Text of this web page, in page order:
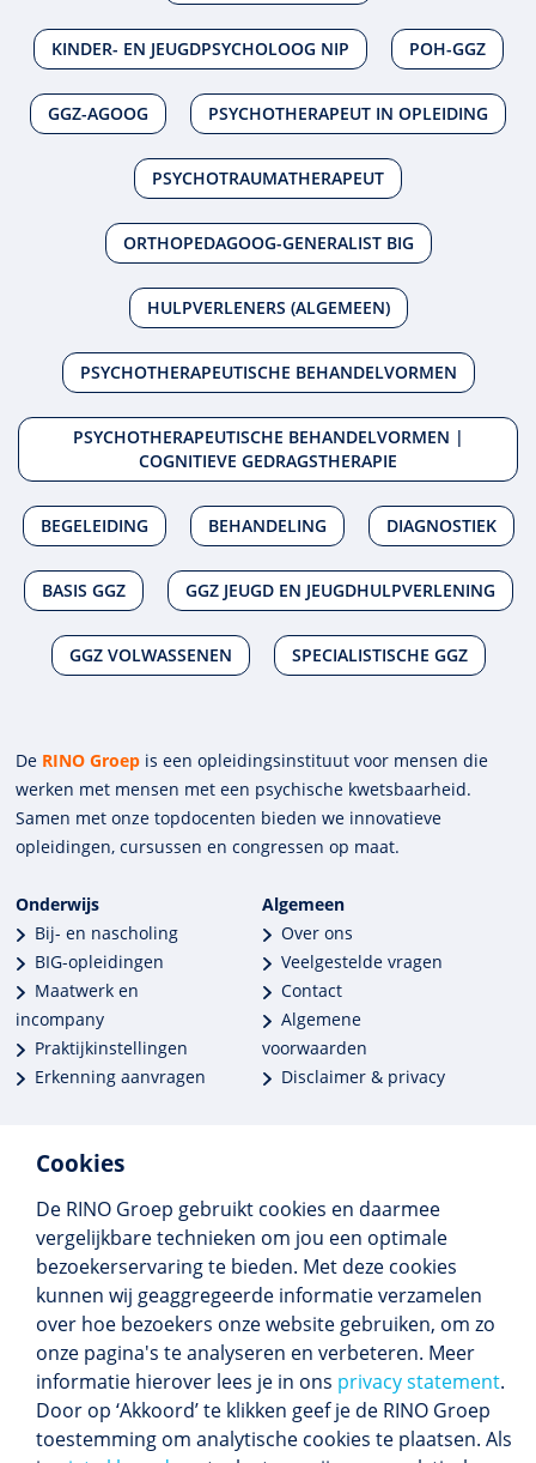
Cookies
De RINO Groep gebruikt cookies en daarmee
vergelijkbare technieken om jou een optimale
bezoekerservaring te bieden. Met deze cookies
kunnen wij geaggregeerde informatie verzamelen
over hoe bezoekers onze website gebruiken, om zo
onze pagina's te analyseren en verbeteren. Meer
informatie hierover lees je in ons privacy statement.
Door op ‘Akkoord’ te klikken geef je de RINO Groep
toestemming om analytische cookies te plaatsen. Als
KINDER- EN JEUGDPSYCHOLOOG NIP POH-GGZ
GGZ-AGOOG PSYCHOTHERAPEUT IN OPLEIDING
PSYCHOTRAUMATHERAPEUT
ORTHOPEDAGOOG-GENERALIST BIG
HULPVERLENERS (ALGEMEEN)
PSYCHOTHERAPEUTISCHE BEHANDELVORMEN
PSYCHOTHERAPEUTISCHE BEHANDELVORMEN |
COGNITIEVE GEDRAGSTHERAPIE
BEGELEIDING BEHANDELING DIAGNOSTIEK
BASIS GGZ GGZ JEUGD EN JEUGDHULPVERLENING
GGZ VOLWASSENEN SPECIALISTISCHE GGZ
De RINO Groep is een opleidings­insti­tuut voor mensen die
werken met mensen met een psychische kwets­baar­heid.
Samen met onze top­docenten bieden we innova­tieve
opleidingen, cursussen en congres­sen op maat.
Onderwijs
Bij- en nascholing
BIG-opleidingen
Maatwerk en
incompany
Praktijkinstellingen
Erkenning aanvragen
Algemeen
Over ons
Veelgestelde vragen
Contact
Algemene
voorwaarden
Disclaimer & privacy
Meer dan 250 opleidingen
Alle BIG-opleidingen in huis
Cedeo-erkend en CRKBO-geregistreerd
Gemiddelde beoordeling 8,4
Volg ons
Blijf op de hoogte van het (nieuwe) scholings­